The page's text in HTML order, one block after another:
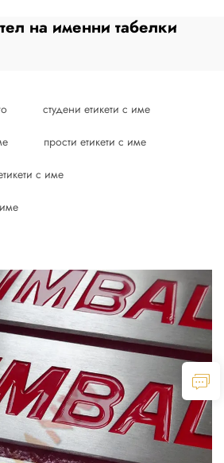
на именни табелки
студени етикети с име
прости етикети с име
с име